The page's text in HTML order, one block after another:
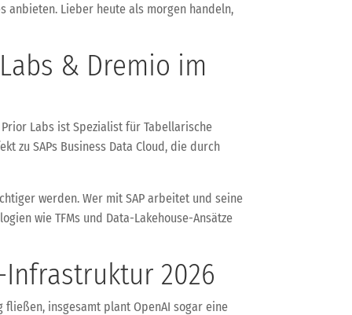
anbieten. Lieber heute als morgen handeln,
& Dremio im
Labs ist Spezialist für Tabellarische
zu SAPs Business Data Cloud, die durch
werden. Wer mit SAP arbeitet und seine
wie TFMs und Data-Lakehouse-Ansätze
2026
fließen, insgesamt plant OpenAI sogar eine